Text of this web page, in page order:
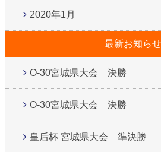
2020年1月
最新お知らせ
O-30宮城県大会 決勝
O-30宮城県大会 決勝
皇后杯 宮城県大会 準決勝